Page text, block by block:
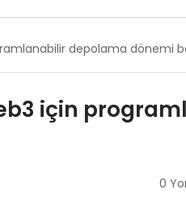
depolama dönemi
için
0